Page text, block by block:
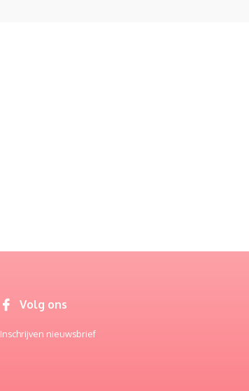
Volg ons
Inschrijven nieuwsbrief